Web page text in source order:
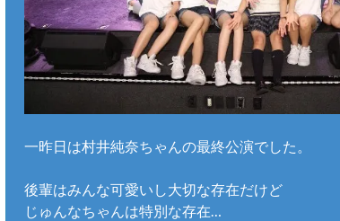
一昨日は村井純奈ちゃんの最終公演でした。
後輩はみんな可愛いし大切な存在だけど
じゅんなちゃんは特別な存在…